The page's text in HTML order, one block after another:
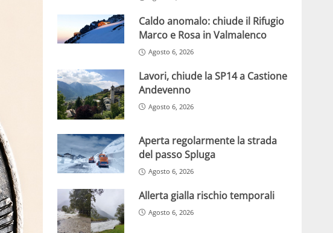
Caldo anomalo: chiude il Rifugio
Marco e Rosa in Valmalenco
Agosto 6, 2026
Lavori, chiude la SP14 a Castione
Andevenno
Agosto 6, 2026
Aperta regolarmente la strada
del passo Spluga
Agosto 6, 2026
Allerta gialla rischio temporali
Agosto 6, 2026